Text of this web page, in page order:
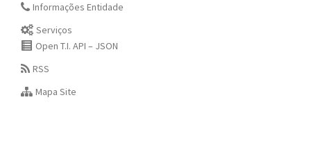
Informações Entidade
Serviços
Open T.I. API – JSON
RSS
Mapa Site